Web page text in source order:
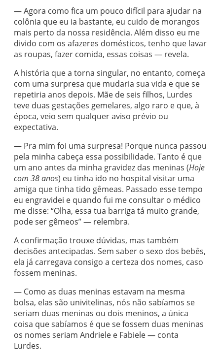
— Agora como fica um pouco difícil para ajudar na
colônia que eu ia bastante, eu cuido de morangos
mais perto da nossa residência. Além disso eu me
divido com os afazeres domésticos, tenho que lavar
as roupas, fazer comida, essas coisas — revela.
A história que a torna singular, no entanto, começa
com uma surpresa que mudaria sua vida e que se
repetiria anos depois. Mãe de seis filhos, Lurdes
teve duas gestações gemelares, algo raro e que, à
época, veio sem qualquer aviso prévio ou
expectativa.
— Pra mim foi uma surpresa! Porque nunca passou
pela minha cabeça essa possibilidade. Tanto é que
um ano antes da minha gravidez das meninas (Hoje
com 38 anos) eu tinha ido no hospital visitar uma
amiga que tinha tido gêmeas. Passado esse tempo
eu engravidei e quando fui me consultar o médico
me disse: “Olha, essa tua barriga tá muito grande,
pode ser gêmeos” — relembra.
A confirmação trouxe dúvidas, mas também
decisões antecipadas. Sem saber o sexo dos bebês,
ela já carregava consigo a certeza dos nomes, caso
fossem meninas.
— Como as duas meninas estavam na mesma
bolsa, elas são univitelinas, nós não sabíamos se
seriam duas meninas ou dois meninos, a única
coisa que sabíamos é que se fossem duas meninas
os nomes seriam Andriele e Fabiele — conta
Lurdes.